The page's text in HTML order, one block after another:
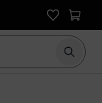
Suche